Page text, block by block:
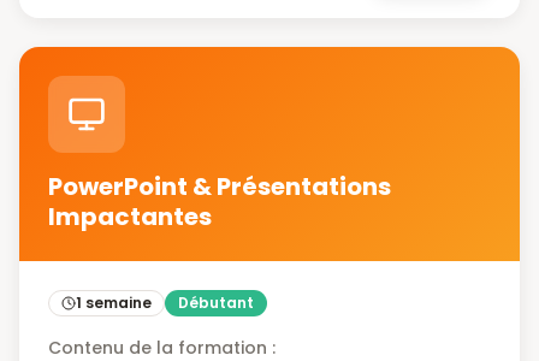
PowerPoint & Présentations
Impactantes
1 semaine Débutant
Contenu de la formation :